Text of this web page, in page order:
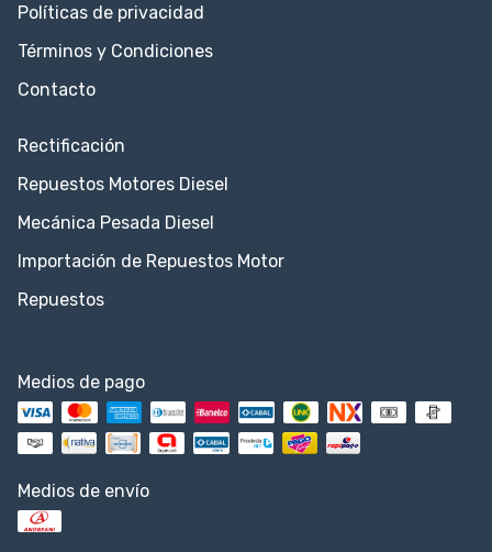
Políticas de privacidad
Términos y Condiciones
Contacto
Rectificación
Repuestos Motores Diesel
Mecánica Pesada Diesel
Importación de Repuestos Motor
Repuestos
Medios de pago
Medios de envío